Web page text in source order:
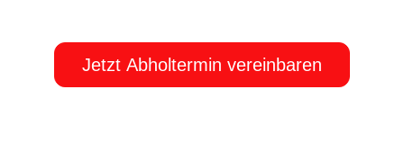
Jetzt Abholtermin vereinbaren